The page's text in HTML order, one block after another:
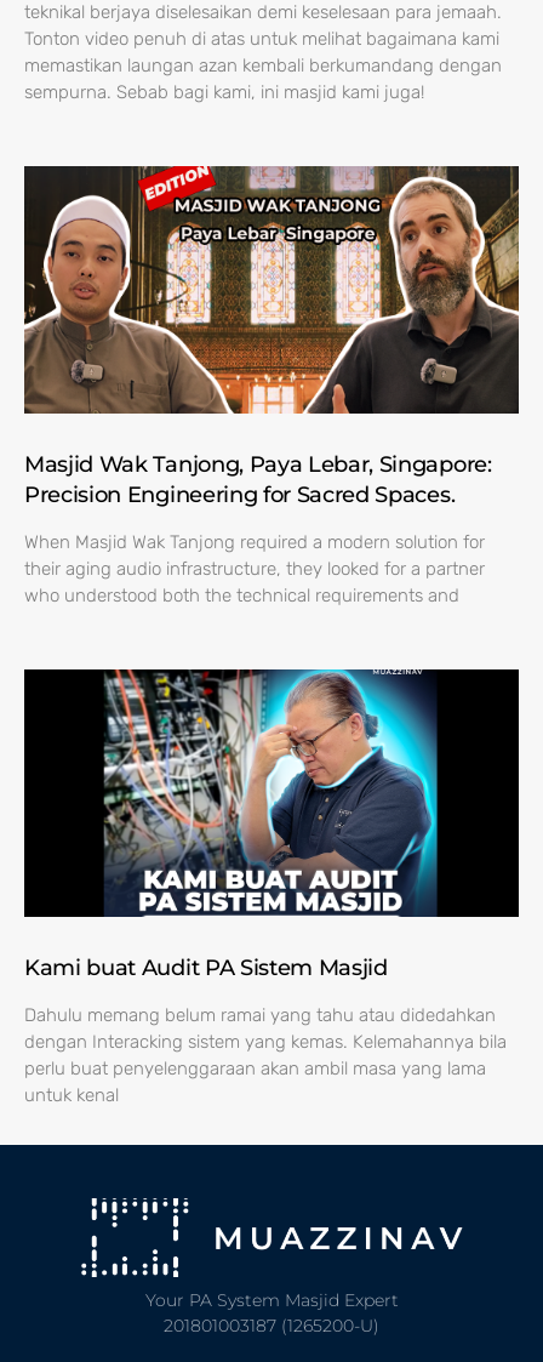
teknikal berjaya diselesaikan demi keselesaan para jemaah.
Tonton video penuh di atas untuk melihat bagaimana kami
memastikan laungan azan kembali berkumandang dengan
sempurna. Sebab bagi kami, ini masjid kami juga!
Masjid Wak Tanjong, Paya Lebar, Singapore:
Precision Engineering for Sacred Spaces.
When Masjid Wak Tanjong required a modern solution for
their aging audio infrastructure, they looked for a partner
who understood both the technical requirements and
Kami buat Audit PA Sistem Masjid
Dahulu memang belum ramai yang tahu atau didedahkan
dengan Interacking sistem yang kemas. Kelemahannya bila
perlu buat penyelenggaraan akan ambil masa yang lama
untuk kenal
Your PA System Masjid Expert
201801003187 (1265200-U)